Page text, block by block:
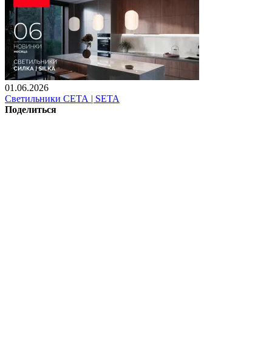
01.06.2026
Светильники СЕТА | SETA
Поделиться